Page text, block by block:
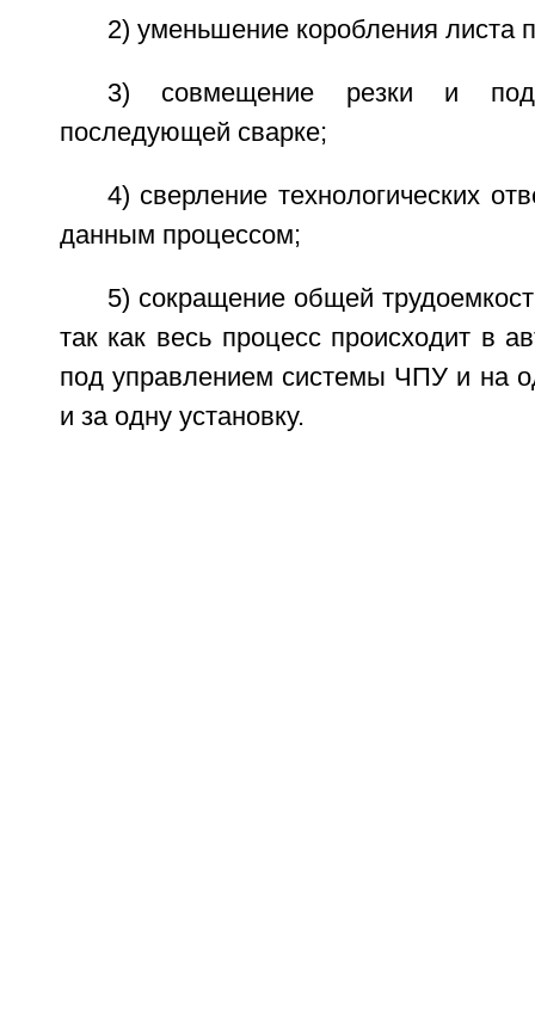
2) уменьшение коробления листа
3) совмещение резки и
последующей сварке;
4) сверление технологических
данным процессом;
5) сокращение общей
так как весь процесс происходит в
под управлением системы ЧПУ и на
и за одну установку.